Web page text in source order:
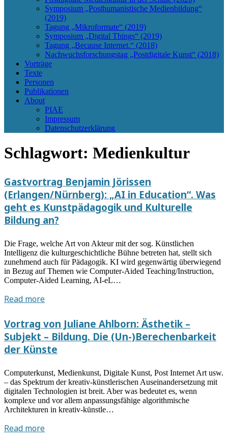
Symposium „Posthumanistische Medienbildung“
(2019)
Tagung „Mikroformate“ (2019)
Symposium „Digital Things“ (2019)
Tagung „Because Internet.“ (2018)
Nachwuchsforschungstag „Postdigitale Kunst“ (2018)
Vorträge
Texte
Personen
Publikationen
About
PIAE
Impressum
Datenschutzerklärung
Schlagwort: Medienkultur
Gastvortrag Benjamin Jörissen
(Erlangen/Nürnberg): „AI in Education“. Was
geht es Kunstpädagogik und Kulturelle
Bildung an?
Die Frage, welche Art von Akteur mit der sog. Künstlichen
Intelligenz die kulturgeschichtliche Bühne betreten hat, stellt sich
zunehmend auch für Pädagogik. KI wird gegenwärtig überwiegend
in Bezug auf Themen wie Computer-Aided Teaching/Instruction,
Computer-Aided Learning, AI-eL…
Read moreGastvortrag
Jörissen
(Erlangen/Nürnberg):
„AI
in
Was
geht
es
Kunstpädagogik
Kulturelle
Vortrag von Juliane Ahlborn: Ästhetik –
Subjekt – Bildung. Die (Un-)Berechenbarkeit
der Künste
Computerkunst, Medienkunst, Digitale Kunst, Post Internet Art usw.
– das Spektrum der kreativ-künstlerischen Auseinandersetzung mit
digitalen Technologien ist breit. Aber was bedeutet es, wenn
komplexe und vor allem anpassungsfähige algorithmische
Architekturen in kreativ-künstle…
Read moreVortrag